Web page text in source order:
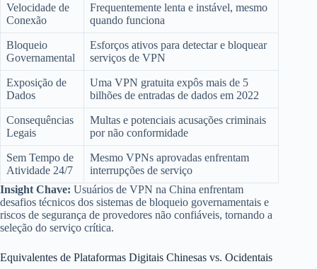
Velocidade de
Conexão
Frequentemente lenta e instável, mesmo
quando funciona
Bloqueio
Governamental
Esforços ativos para detectar e bloquear
serviços de VPN
Exposição de
Dados
Uma VPN gratuita expôs mais de 5
bilhões de entradas de dados em 2022
Consequências
Legais
Multas e potenciais acusações criminais
por não conformidade
Sem Tempo de
Atividade 24/7
Mesmo VPNs aprovadas enfrentam
interrupções de serviço
Insight Chave: Usuários de VPN na China enfrentam
desafios técnicos dos sistemas de bloqueio governamentais e
riscos de segurança de provedores não confiáveis, tornando a
seleção do serviço crítica.
Equivalentes de Plataformas Digitais Chinesas vs. Ocidentais